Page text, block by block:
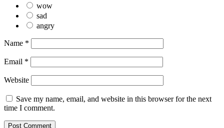
wow
sad
angry
Name *
Email *
Website
Save my name, email, and website in this browser for the next
time I comment.